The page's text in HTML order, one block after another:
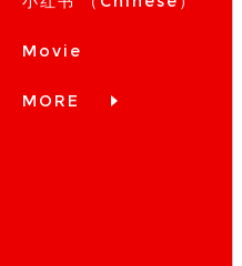
Movie
MORE